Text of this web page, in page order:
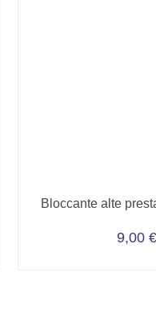
Bloccante alte
9,00 €